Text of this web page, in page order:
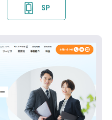
SP